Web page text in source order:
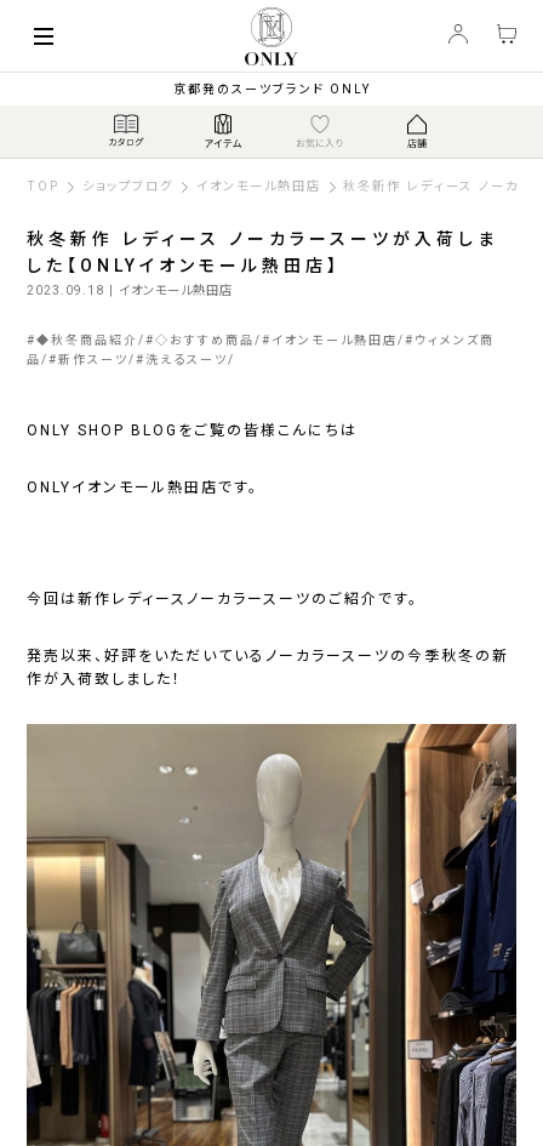
京都発のスーツブランド ONLY
TOP ショップブログ イオンモール熱田店 秋冬新作 レディース ノーカラ
秋冬新作 レディース ノーカラースーツが入荷しま
した【ONLYイオンモール熱田店】
2023.09.18 | イオンモール熱田店
#◆秋冬商品紹介 #◇おすすめ商品 # イオンモール熱田店 # ウィメンズ商
品 #新作スーツ # 洗えるスーツ
ONLY SHOP BLOGをご覧の皆様こんにちは
ONLYイオンモール熱田店です。
今回は新作レディースノーカラースーツのご紹介です。
発売以来、好評をいただいているノーカラースーツの今季秋冬の新
作が入荷致しました！